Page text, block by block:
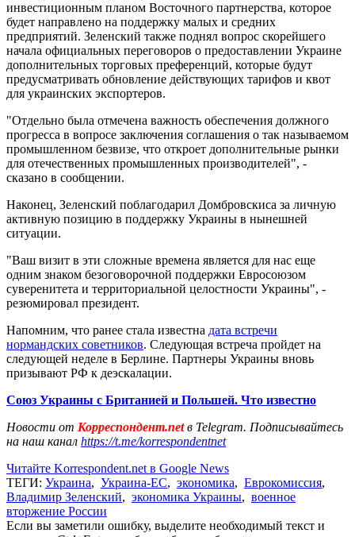
инвестиционным планом Восточного партнерства, которое
будет направлено на поддержку малых и средних
предприятий. Зеленский также поднял вопрос скорейшего
начала официальных переговоров о предоставлении Украине
дополнительных торговых преференций, которые будут
предусматривать обновление действующих тарифов и квот
для украинских экспортеров.
"Отдельно была отмечена важность обеспечения должного
прогресса в вопросе заключения соглашения о так называемом
промышленном безвизе, что откроет дополнительные рынки
для отечественных промышленных производителей", -
сказано в сообщении.
Наконец, Зеленский поблагодарил Домбровскиса за личную
активную позицию в поддержку Украины в нынешней
ситуации.
"Ваш визит в эти сложные времена является для нас еще
одним знаком безоговорочной поддержки Евросоюзом
суверенитета и территориальной целостности Украины", -
резюмировал президент.
Напомним, что ранее стала известна дата встречи
нормандских советников. Следующая встреча пройдет на
следующей неделе в Берлине. Партнеры Украины вновь
призывают РФ к деэскалации.
Союз Украины с Британией и Польшей. Что известно
Новости от Корреспондент.netв Telegram. Подписывайтесь
на наш канал https://t.me/korrespondentnet
Читайте Korrespondent.net в Google News
ТЕГИ: Украина, Украина-ЕС, экономика, Еврокомиссия,
Владимир Зеленский, экономика Украины, военное
вторжение России
Если вы заметили ошибку, выделите необходимый текст и